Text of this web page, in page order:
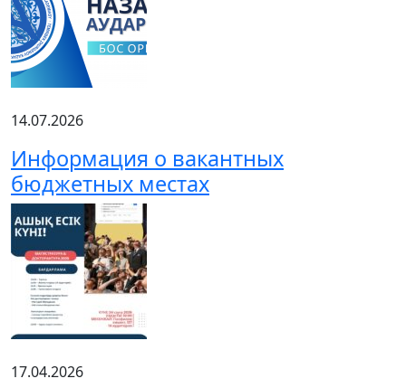
14.07.2026
Информация о вакантных
бюджетных местах
17.04.2026